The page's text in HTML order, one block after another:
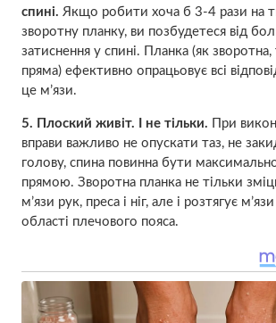
спині. Якщо робити хоча б 3-4 рази на
зворотну планку, ви позбудетеся від
затиснення у спині. Планка (як зворотна,
пряма) ефективно опрацьовує всі
це м’язи.
5. Плоский живіт. І не тільки. При
вправи важливо не опускати таз, не
голову, спина повинна бути
прямою. Зворотна планка не тільки
м’язи рук, преса і ніг, але і розтягує
області плечового пояса.